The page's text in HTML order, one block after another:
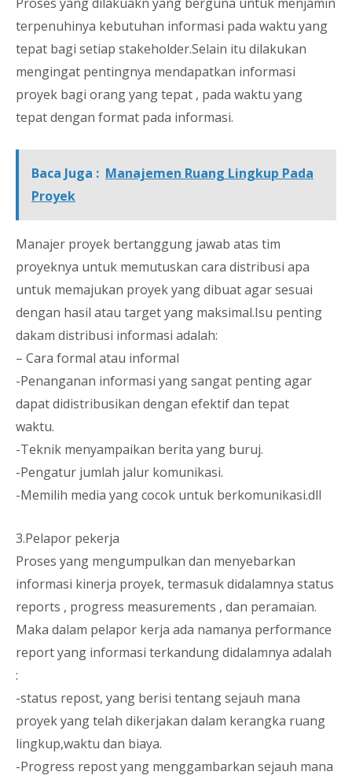
terpenuhinya kebutuhan informasi pada waktu yang
tepat bagi setiap stakeholder.Selain itu dilakukan
mengingat pentingnya mendapatkan informasi
proyek bagi orang yang tepat , pada waktu yang
tepat dengan format pada informasi.
Baca Juga : Manajemen Ruang Lingkup Pada
Proyek
Manajer proyek bertanggung jawab atas tim
proyeknya untuk memutuskan cara distribusi apa
untuk memajukan proyek yang dibuat agar sesuai
dengan hasil atau target yang maksimal.Isu penting
dakam distribusi informasi adalah:
– Cara formal atau informal
-Penanganan informasi yang sangat penting agar
dapat didistribusikan dengan efektif dan tepat
waktu.
-Teknik menyampaikan berita yang buruj.
-Pengatur jumlah jalur komunikasi.
-Memilih media yang cocok untuk berkomunikasi.dll
3.Pelapor pekerja
Proses yang mengumpulkan dan menyebarkan
informasi kinerja proyek, termasuk didalamnya status
reports , progress measurements , dan peramaian.
Maka dalam pelapor kerja ada namanya performance
report yang informasi terkandung didalamnya adalah
:
-status repost, yang berisi tentang sejauh mana
proyek yang telah dikerjakan dalam kerangka ruang
lingkup,waktu dan biaya.
-Progress repost yang menggambarkan sejauh mana